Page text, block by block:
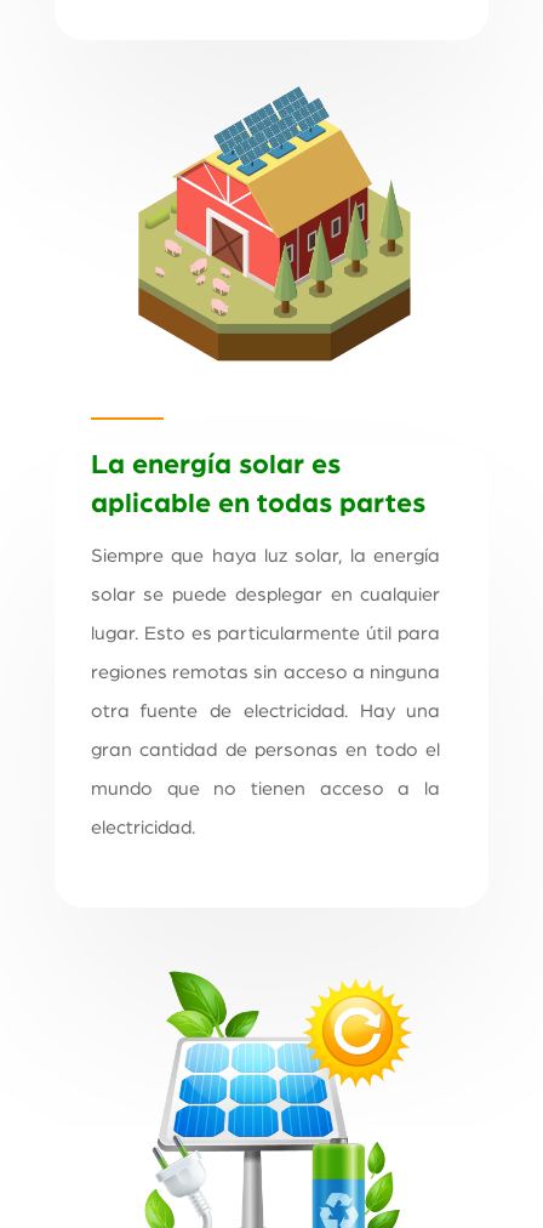
La energía solar es
aplicable en todas partes
Siempre que haya luz solar, la energía
solar se puede desplegar en cualquier
lugar. Esto es particularmente útil para
regiones remotas sin acceso a ninguna
otra fuente de electricidad. Hay una
gran cantidad de personas en todo el
mundo que no tienen acceso a la
electricidad.